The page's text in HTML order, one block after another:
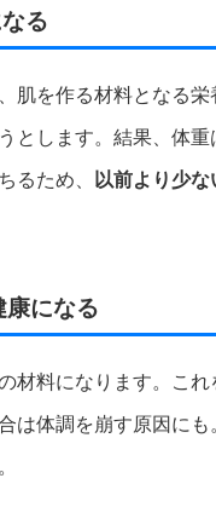
る
肌を作る材料となる
とします。結果、体
るため、 以前より少
になる
料になります。これ
は体調を崩す原因に